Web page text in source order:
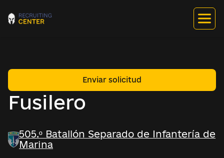
Fusilero
Enviar solicitud
505.º Batallón Separado de Infantería de
Marina